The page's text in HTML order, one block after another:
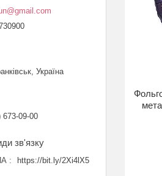
Україна
673-09-00
https://bit.ly/2Xi4lX5